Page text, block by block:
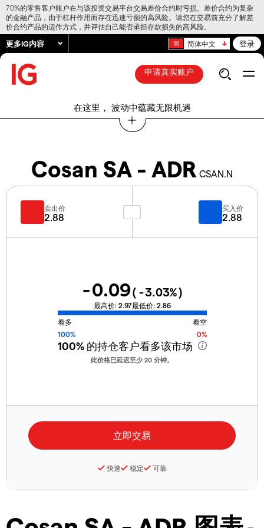
70%的零售客户账户在与该投资交易平台交易差价合约时亏损。差价合约为复杂
的金融产品，由于杠杆作用而存在迅速亏损的高风险。请您在交易前充分了解差
价合约产品的运作方式，并评估自己能否承担存款损失的高风险。
更多IG内容 简体中文 登录
申请真实账户
在这里， 波动中蕴藏无限机遇
Cosan SA - ADR CSAN.N
卖出价
2.88
买入价
2.88
-0.09( -3.03%)
最高价: 2.97最低价: 2.86
看多
看空
100%
0%
100%的持仓客户看多该市场
此价格已延迟至少 20 分钟。
快速 稳定 可靠